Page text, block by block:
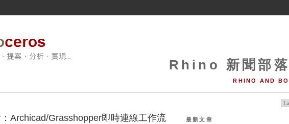
Rhino 新聞部
RHINO AND
Archicad/Grasshopper即時連線工作流
最新文章